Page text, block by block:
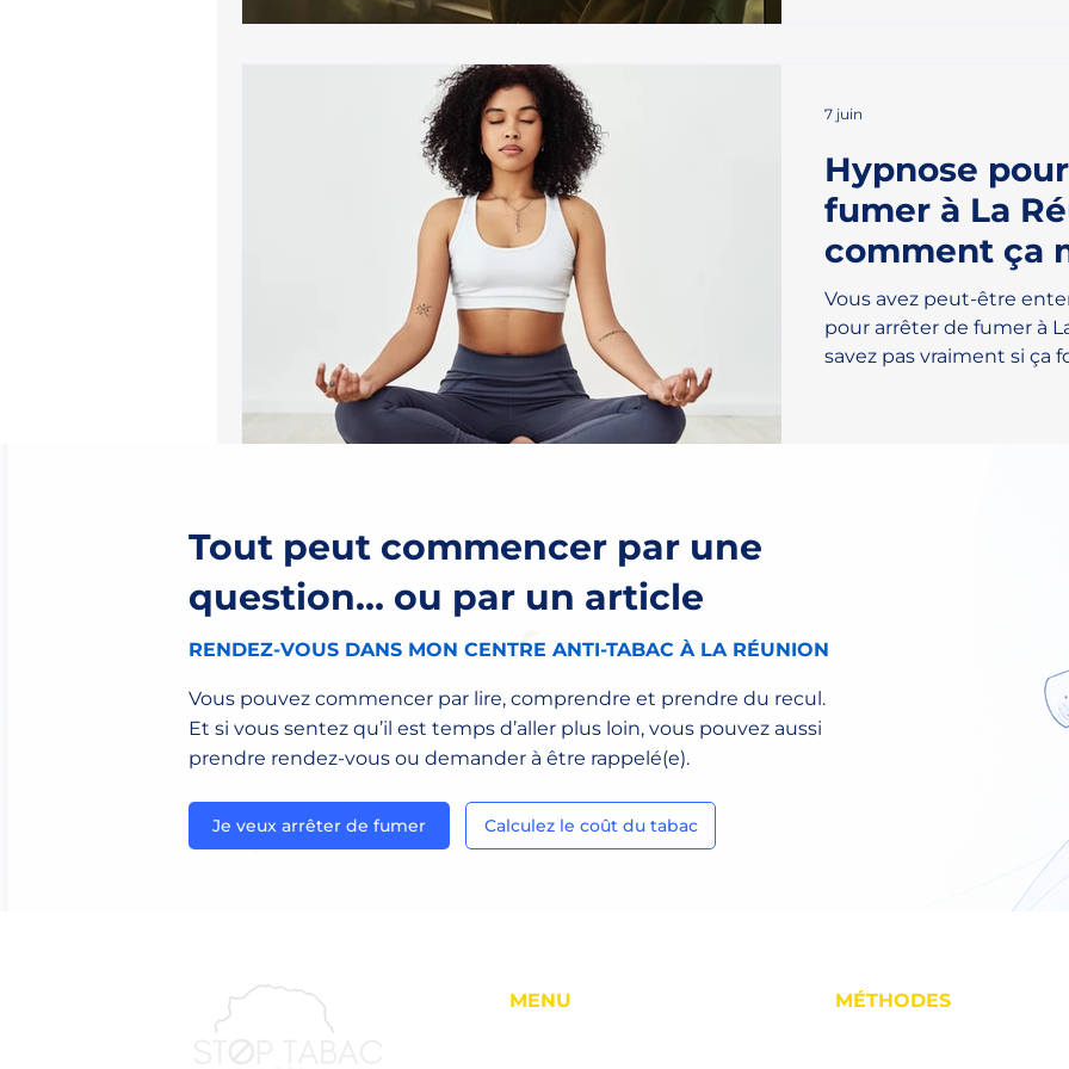
vous arrêtez de fumer,
Hypnose
fumer à La
comment ça
vraiment ?
Vous avez peut-être
pour arrêter de fumer à
savez pas vraiment si ça
7 juin
Tout peut commencer par une
question… ou par un article
RENDEZ-VOUS DANS MON CENTRE ANTI-TABAC À LA RÉUNION
Vous pouvez commencer par lire, comprendre et prendre du recul.
Et si vous sentez qu’il est temps d’aller plus loin, vous pouvez aussi
prendre rendez-vous ou demander à être rappelé(e).
Je veux arrêter de fumer Calculez le coût du tabac
MENU
MÉTHODES